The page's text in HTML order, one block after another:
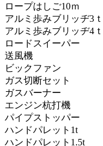
ロープはしご10ｍ
アルミ歩みブリッヂ3ｔ
アルミ歩みブリッヂ4ｔ
ロードスイーパー
送風機
ビックファン
ガス切断セット
ガスバーナー
エンジン杭打機
パイプストッパー
ハンドパレット1t
ハンドパレット1.5t